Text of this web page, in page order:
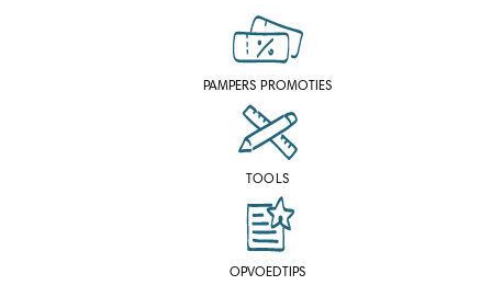
PAMPERS PROMOTIES
TOOLS
OPVOEDTIPS